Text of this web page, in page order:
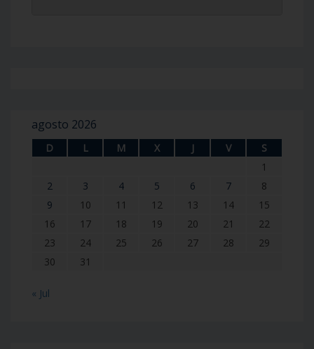
agosto 2026
D L M X J V
S
1
2
3 4 5 6 7
8
9
10 11 12 13 14
15
16
17 18 19 20 21
22
23
24 25 26 27 28
29
30
31
« Jul